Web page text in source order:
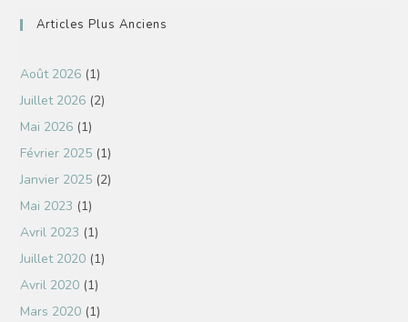
Articles Plus Anciens
Août 2026 (1)
Juillet 2026 (2)
Mai 2026 (1)
Février 2025 (1)
Janvier 2025 (2)
Mai 2023 (1)
Avril 2023 (1)
Juillet 2020 (1)
Avril 2020 (1)
Mars 2020 (1)